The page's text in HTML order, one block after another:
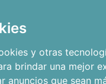
y otras
brindar una mejor
anuncios que sean